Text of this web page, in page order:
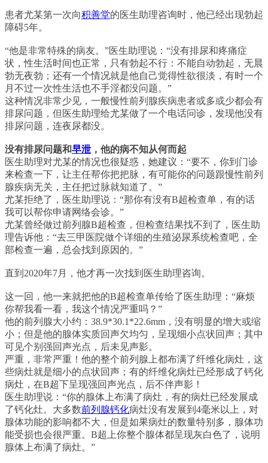
患者尤某第一次向积善堂的医生助理咨询时，他已经出现勃起
障碍5年。
“他是非常特殊的病友。”医生助理说：“没有排尿和疼痛症
状，性生活时间也正常，只有勃起不行：不能自动勃起，无晨
勃无夜勃；还有一个情况就是他自己觉得性欲很淡，有时一个
月不过一次性生活也不手淫都没问题。”
这种情况非常少见，一般慢性前列腺疾病患者或多或少都会有
排尿问题，但医生助理给尤某做了一个电话问诊，发现他没有
排尿问题，连夜尿都没。
没有排尿问题和早泄，他的病不知从何而起
医生助理对尤某的情况也很疑惑，她建议：“要不，你到门诊
来检查一下，让主任帮你把把脉，有可能你的问题跟慢性前列
腺疾病无关，主任把过脉就知道了。”
尤某拒绝了，医生助理说：“那你有没有B超检查单，有的话
我可以帮你申请网络会诊。”
尤某曾经做过前列腺B超检查，但检查结果找不到了，医生助
理告诉他：“去三甲医院做个详细的生殖泌尿系统检查吧，全
部检查一遍，总会找到原因的。”
直到2020年7月，他才再一次找到医生助理咨询。
这一回，他一来就把他的B超检查单传给了医生助理：“麻烦
你帮我看一看，我这个情况严重吗？”
他的前列腺大小约：38.9*30.1*22.6mm，没有明显的增大或缩
小；但是他的腺体实质回声欠均匀，呈现细小点状回声；其中
可见个别强回声光点，后未见声影。
严重，非常严重！他的整个前列腺上都布满了纤维化病灶，这
些病灶就是细小的点状回声；有的纤维化病灶已经形成了钙化
病灶，在B超下呈现强回声光点，后不伴声影！
医生助理说：“你的腺体上布满了病灶，有的病灶已经发展成
了钙化灶。大多数前列腺钙化病灶没有发展到4毫米以上，对
腺体功能的影响都不大，但是如果病灶的数量特别多，腺体功
能受损也会很严重。B超上你整个腺体都呈现灰白色了，说明
腺体上布满了病灶。”